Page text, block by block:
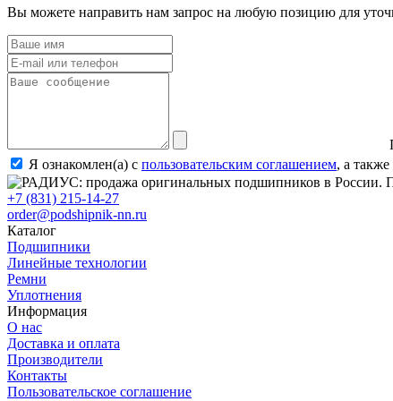
Вы можете направить нам запрос на любую позицию для
Я ознакомлен(а) с пользовательским соглашением, а
+7 (831) 215-14-27
order@podshipnik-nn.ru
Каталог
Подшипники
Линейные технологии
Ремни
Уплотнения
Информация
О нас
Доставка и оплата
Производители
Контакты
Пользовательское соглашение